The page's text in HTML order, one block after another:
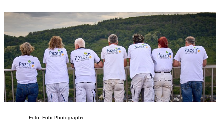
Foto: Föhr Photography